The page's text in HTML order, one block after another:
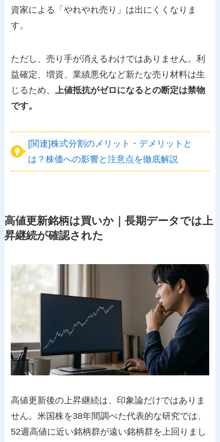
資家による「やれやれ売り」は出にくくなりま
す。
ただし、売り手が消えるわけではありません。利
益確定、増資、業績悪化など新たな売り材料は生
じるため、上値抵抗がゼロになるとの断定は禁物
です。
[関連]株式分割のメリット・デメリットと
は？株価への影響と注意点を徹底解説
高値更新銘柄は買いか｜長期データでは上
昇継続が確認された
高値更新後の上昇継続は、印象論だけではありま
せん。米国株を38年間調べた代表的な研究では、
52週高値に近い銘柄群が遠い銘柄群を上回りまし